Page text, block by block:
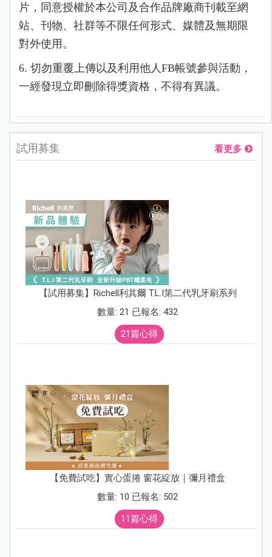
片，同意授權於本公司及合作品牌廠商刊載至網
站、刊物、社群等不限任何形式、媒體及無期限
對外使用。
6. 切勿重覆上傳以及利用他人FB帳號參與活動，
一經發現立即刪除得獎資格，不得有異議。
試用募集 看更多
【試用募集】Richell利其爾 T.L.I第二代乳牙刷系列
數量: 21 已報名: 432
21篇心得
【免費試吃】實心蛋捲 窗花綻放｜彌月禮盒
數量: 10 已報名: 502
11篇心得